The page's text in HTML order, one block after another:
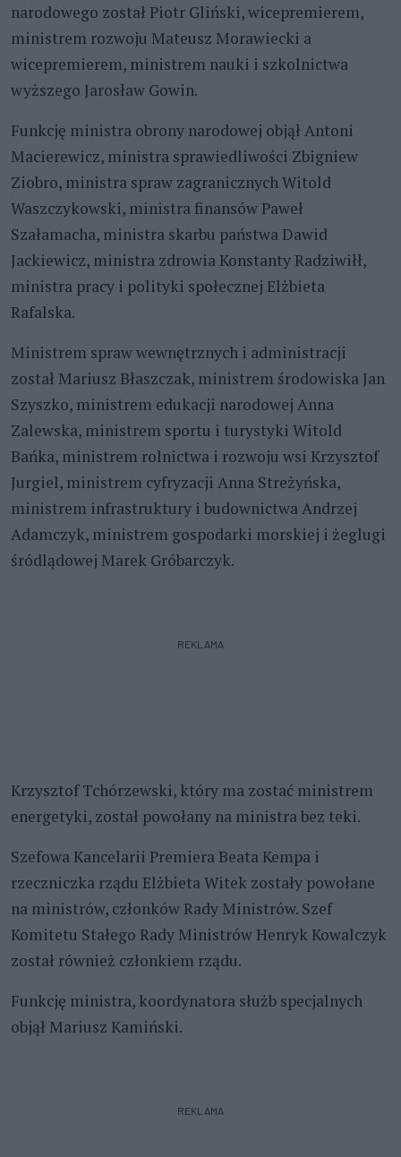
narodowego został Piotr Gliński, wicepremierem,
ministrem rozwoju Mateusz Morawiecki a
wicepremierem, ministrem nauki i szkolnictwa
wyższego Jarosław Gowin.
Funkcję ministra obrony narodowej objął Antoni
Macierewicz, ministra sprawiedliwości Zbigniew
Ziobro, ministra spraw zagranicznych Witold
Waszczykowski, ministra finansów Paweł
Szałamacha, ministra skarbu państwa Dawid
Jackiewicz, ministra zdrowia Konstanty Radziwiłł,
ministra pracy i polityki społecznej Elżbieta
Rafalska.
Ministrem spraw wewnętrznych i administracji
został Mariusz Błaszczak, ministrem środowiska Jan
Szyszko, ministrem edukacji narodowej Anna
Zalewska, ministrem sportu i turystyki Witold
Bańka, ministrem rolnictwa i rozwoju wsi Krzysztof
Jurgiel, ministrem cyfryzacji Anna Streżyńska,
ministrem infrastruktury i budownictwa Andrzej
Adamczyk, ministrem gospodarki morskiej i żeglugi
śródlądowej Marek Gróbarczyk.
REKLAMA
Krzysztof Tchórzewski, który ma zostać ministrem
energetyki, został powołany na ministra bez teki.
Szefowa Kancelarii Premiera Beata Kempa i
rzeczniczka rządu Elżbieta Witek zostały powołane
na ministrów, członków Rady Ministrów. Szef
Komitetu Stałego Rady Ministrów Henryk Kowalczyk
został również członkiem rządu.
Funkcję ministra, koordynatora służb specjalnych
objął Mariusz Kamiński.
REKLAMA